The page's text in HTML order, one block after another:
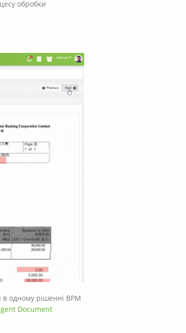
обробки
одному рішенні BPM
Document